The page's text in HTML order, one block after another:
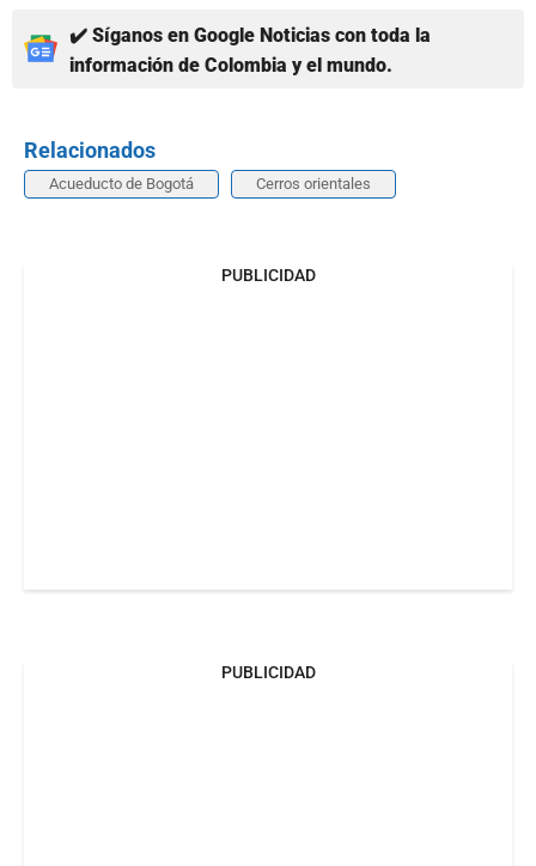
✔️ Síganos en Google Noticias con toda la
información de Colombia y el mundo.
Relacionados
Acueducto de Bogotá Cerros orientales
PUBLICIDAD
PUBLICIDAD